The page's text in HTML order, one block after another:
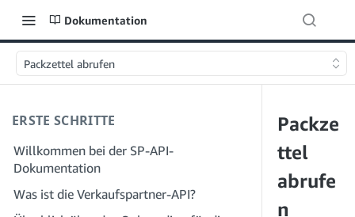
Dokumentation
Packzettel abrufen
ERSTE SCHRITTE
Willkommen bei der SP-API-
Dokumentation
Was ist die Verkaufspartner-API?
Packze
ttel
abrufe
n